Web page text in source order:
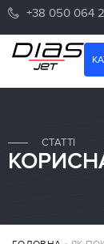
+38 050 064
СТАТТІ